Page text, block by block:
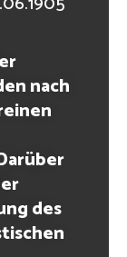
nach
des